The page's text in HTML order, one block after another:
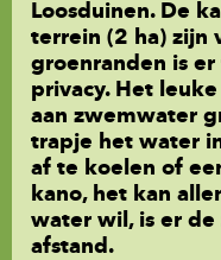
Loosduinen. De
terrein (2 ha) zijn
groenranden is
privacy. Het
aan zwemwater
trapje het water
af te koelen of
kano, het kan
water wil, is er
afstand.